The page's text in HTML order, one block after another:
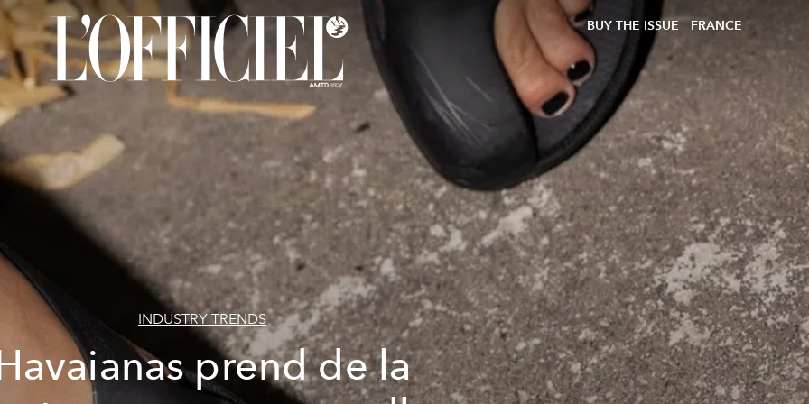
BUY THE ISSUE FRANCE
INDUSTRY TRENDS
prend de la